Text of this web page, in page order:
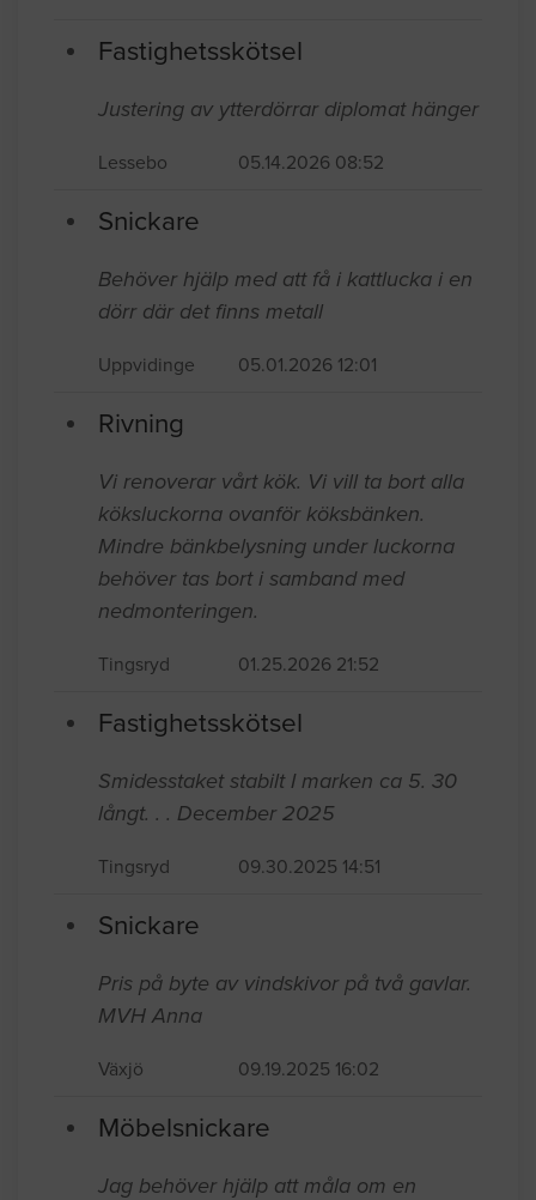
Fastighetsskötsel
Justering av ytterdörrar diplomat hänger
Lessebo 05.14.2026 08:52
Snickare
Behöver hjälp med att få i kattlucka i en
dörr där det finns metall
Uppvidinge 05.01.2026 12:01
Rivning
Vi renoverar vårt kök. Vi vill ta bort alla
köksluckorna ovanför köksbänken.
Mindre bänkbelysning under luckorna
behöver tas bort i samband med
nedmonteringen.
Tingsryd 01.25.2026 21:52
Fastighetsskötsel
Smidesstaket stabilt I marken ca 5. 30
långt. . . December 2025
Tingsryd 09.30.2025 14:51
Snickare
Pris på byte av vindskivor på två gavlar.
MVH Anna
Växjö 09.19.2025 16:02
Möbelsnickare
Jag behöver hjälp att måla om en